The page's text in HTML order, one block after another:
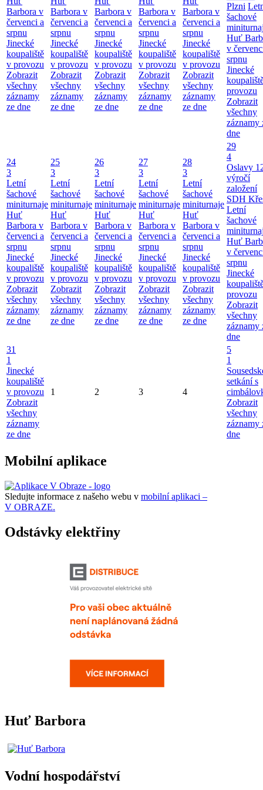
Barbora v
červenci a
srpnu
Jinecké
koupaliště
v provozu
Zobrazit
všechny
záznamy
ze dne
Barbora v
červenci a
srpnu
Jinecké
koupaliště
v provozu
Zobrazit
všechny
záznamy
ze dne
Barbora v
červenci a
srpnu
Jinecké
koupaliště
v provozu
Zobrazit
všechny
záznamy
ze dne
Barbora v
červenci a
srpnu
Jinecké
koupaliště
v provozu
Zobrazit
všechny
záznamy
ze dne
Barbora v
červenci a
srpnu
Jinecké
koupaliště
v provozu
Zobrazit
všechny
záznamy
ze dne
Plzni
šachové
Huť
v
srpnu
Jinecké
provozu
Zobrazit
všechny
záznamy
dne
24
3
Letní
šachové
miniturnaje
Huť
Barbora v
červenci a
srpnu
Jinecké
koupaliště
v provozu
Zobrazit
všechny
záznamy
ze dne
25
3
Letní
šachové
miniturnaje
Huť
Barbora v
červenci a
srpnu
Jinecké
koupaliště
v provozu
Zobrazit
všechny
záznamy
ze dne
26
3
Letní
šachové
miniturnaje
Huť
Barbora v
červenci a
srpnu
Jinecké
koupaliště
v provozu
Zobrazit
všechny
záznamy
ze dne
27
3
Letní
šachové
miniturnaje
Huť
Barbora v
červenci a
srpnu
Jinecké
koupaliště
v provozu
Zobrazit
všechny
záznamy
ze dne
28
3
Letní
šachové
miniturnaje
Huť
Barbora v
červenci a
srpnu
Jinecké
koupaliště
v provozu
Zobrazit
všechny
záznamy
ze dne
29
4
Oslavy
výročí
založení
SDH
Letní
šachové
Huť
v
srpnu
Jinecké
provozu
Zobrazit
všechny
záznamy
dne
31
1
Jinecké
koupaliště
v provozu
Zobrazit
všechny
záznamy
ze dne
1 2 3 4
5
1
setkání s
Zobrazit
všechny
záznamy
dne
Mobilní aplikace
Sledujte informace z našeho webu v mobilní aplikaci –
V OBRAZE.
Odstávky elektřiny
Huť Barbora
Vodní hospodářství